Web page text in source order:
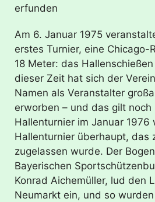
erfunden
Am 6. Januar 1975
erstes Turnier, eine Chicago-
18 Meter: das
dieser Zeit hat sich der
Namen als Veranstalter
erworben – und das gilt noch
Hallenturnier im Januar 1976
Hallenturnier überhaupt, das
zugelassen wurde. Der
Bayerischen
Konrad Aichemüller, lud den
Neumarkt ein, und so